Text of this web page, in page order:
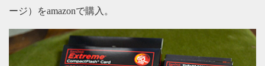
ージ）をamazonで購入。